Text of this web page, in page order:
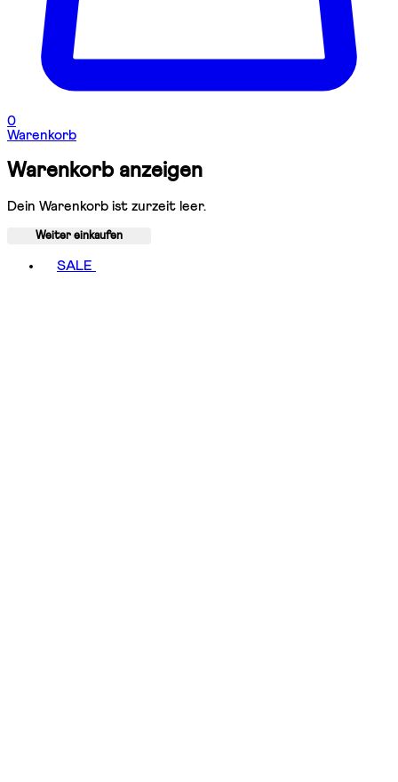
0
Warenkorb
Warenkorb anzeigen
Dein Warenkorb ist zurzeit leer.
Weiter einkaufen
SALE